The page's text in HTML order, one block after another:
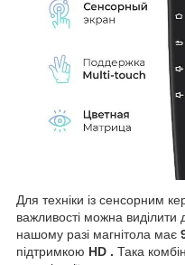
Для техніки із сенсорним
важливості можна виділити
нашому разі магнітола має
підтримкою HD . Така